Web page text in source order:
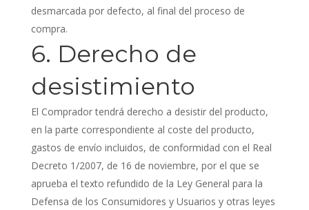
desmarcada por defecto, al final del proceso de
compra.
6. Derecho de
desistimiento
El Comprador tendrá derecho a desistir del producto,
en la parte correspondiente al coste del producto,
gastos de envío incluidos, de conformidad con el Real
Decreto 1/2007, de 16 de noviembre, por el que se
aprueba el texto refundido de la Ley General para la
Defensa de los Consumidores y Usuarios y otras leyes